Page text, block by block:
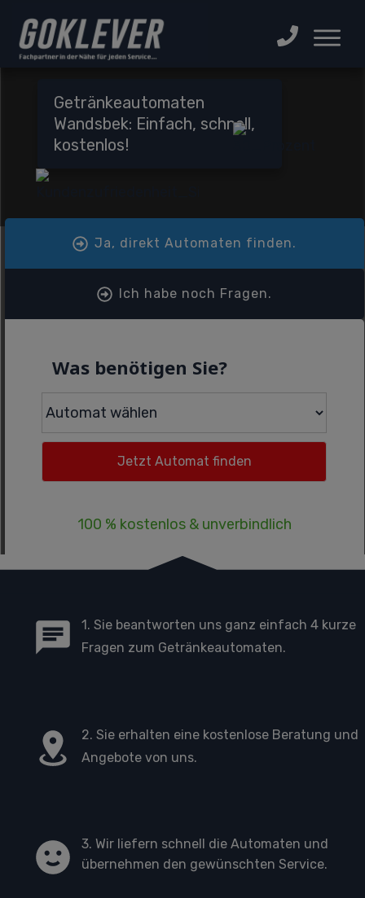
Getränkeautomaten
Wandsbek: Einfach, schnell,
kostenlos!
Ja, direkt Automaten finden.
Ich habe noch Fragen.
Was benötigen Sie?
100 % kostenlos & unverbindlich
1. Sie beantworten uns ganz einfach 4 kurze
Fragen zum Getränkeautomaten.
2. Sie erhalten eine kostenlose Beratung und
Angebote von uns.
3. Wir liefern schnell die Automaten und
übernehmen den gewünschten Service.